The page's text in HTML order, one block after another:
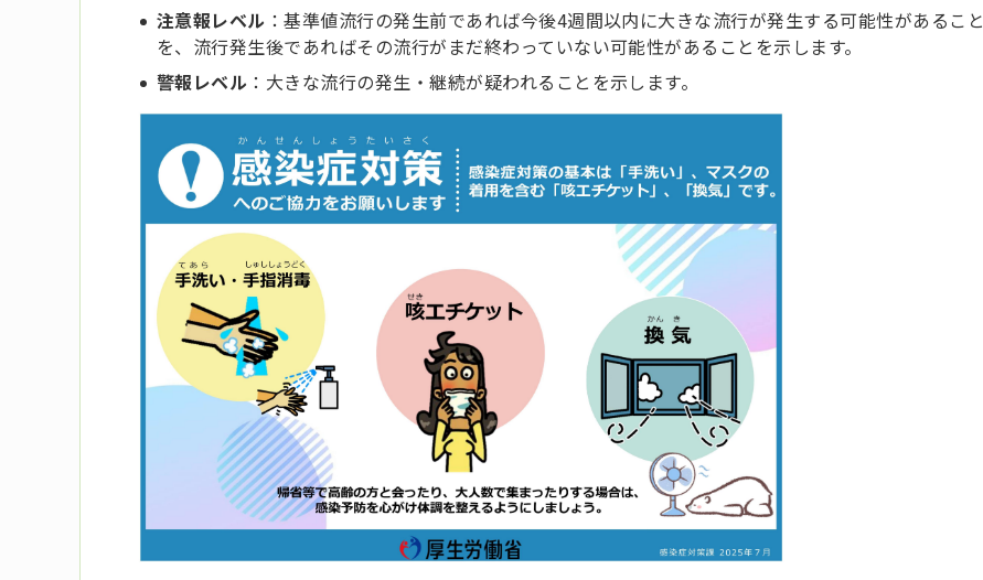
注意報レベル ：基準値流行の発生前であれば今後4週間以内に大きな流行が発生する可能性があること
を、流行発生後であればその流行がまだ終わっていない可能性があることを示します。
警報レベル ：大きな流行の発生・継続が疑われることを示します。